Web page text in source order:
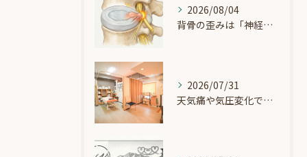
2026/08/04
背骨の歪みは「神経の電線」を圧迫する？循環と体のバランスの知られざる関係
2026/07/31
天気痛や気圧変化で起こる「頭痛・めまい」に。緩やかな治療で自律神経を整えるには？